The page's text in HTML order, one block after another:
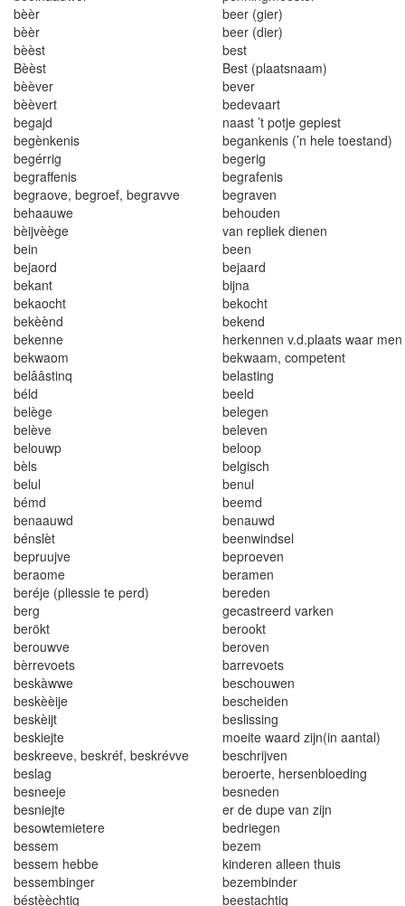
bèèr
beer (gier)
bèèr
beer (dier)
bèèst
best
Bèèst
Best (plaatsnaam)
bèèver
bever
bèèvert
bedevaart
begajd
naast ’t potje gepiest
begènkenis
begankenis (’n hele toestand)
begérrig
begerig
begraffenis
begrafenis
begraove, begroef, begravve
begraven
behaauwe
behouden
bèijvèège van repliek dienen
bein been
bejaord bejaard
bekant bijna
bekaocht bekocht
bekèènd bekend
bekenne
herkennen v.d.plaats waar
bekwaom
bekwaam, competent
belââstinq belasting
béld
beeld
belège
belegen
belève
beleven
belouwp
beloop
bèls
belgisch
belul
benul
bémd
beemd
benaauwd
benauwd
bénslèt beenwindsel
bepruujve
beproeven
beraome beramen
beréje (pliessie te perd)
bereden
berg gecastreerd varken
berökt
berookt
berouwve
beroven
bèrrevoets
barrevoets
beskàwwe beschouwen
beskèèije bescheiden
beskèijt beslissing
beskiejte moeite waard zijn(in aantal)
beskreeve, beskréf, beskrévve beschrijven
beslag
beroerte, hersenbloeding
besneeje
besneden
besniejte
er de dupe van zijn
besowtemietere bedriegen
bessem
bezem
bessem hebbe kinderen alleen thuis
bessembinger
bezembinder
béstèèchtig beestachtig